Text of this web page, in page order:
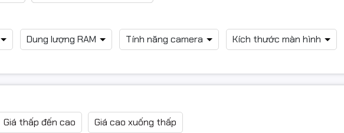
Dung lượng RAM Tính năng camera Kích thước màn hình
Giá thấp đến cao Giá cao xuống thấp